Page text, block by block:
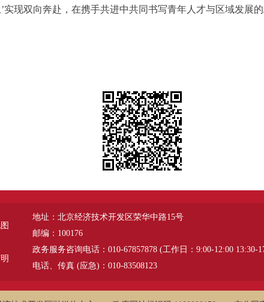
实现双向奔赴，在携手共进中共同书写青年人才与区域发展
地址：北京经济技术开发区荣华中路15号
邮编：100176
政务服务咨询电话：010-67857878 (工作日：9:00-12:00 13:30-
电话、传真 (应急)：010-83508123